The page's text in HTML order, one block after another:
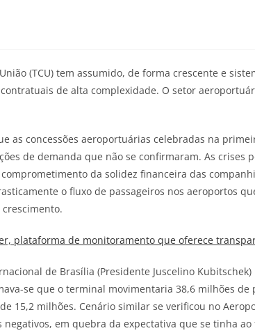
(TCU) tem assumido, de forma crescente e
de alta complexidade. O setor
as concessões aeroportuárias celebradas na
de demanda que não se confirmaram. As crises
da solidez financeira das
o fluxo de passageiros nos aeroportos
plataforma de monitoramento que oferece
de Brasília (Presidente Juscelino
se que o terminal movimentaria 38,6 milhões de
15,2 milhões. Cenário similar se verificou no
em quebra da expectativa que se tinha